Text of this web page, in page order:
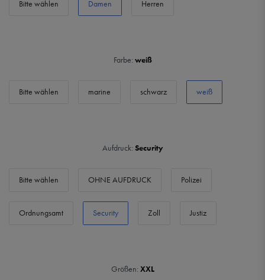
Bitte wählen Damen Herren
Farbe: weiß
Bitte wählen marine schwarz weiß
Aufdruck: Security
Bitte wählen OHNE AUFDRUCK Polizei
Ordnungsamt Security Zoll Justiz
Größen: XXL